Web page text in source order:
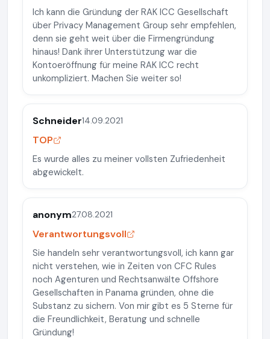
Ich kann die Gründung der RAK ICC Gesellschaft
über Privacy Management Group sehr empfehlen,
denn sie geht weit über die Firmengründung
hinaus! Dank ihrer Unterstützung war die
Kontoeröffnung für meine RAK ICC recht
unkompliziert. Machen Sie weiter so!
Schneider14.09.2021
TOP
Es wurde alles zu meiner vollsten Zufriedenheit
abgewickelt.
anonym27.08.2021
Verantwortungsvoll
Sie handeln sehr verantwortungsvoll, ich kann gar
nicht verstehen, wie in Zeiten von CFC Rules
noch Agenturen und Rechtsanwälte Offshore
Gesellschaften in Panama gründen, ohne die
Substanz zu sichern. Von mir gibt es 5 Sterne für
die Freundlichkeit, Beratung und schnelle
Gründung!